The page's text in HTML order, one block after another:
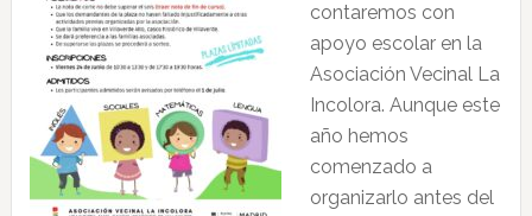
contaremos con
apoyo escolar en la
Asociación Vecinal La
Incolora. Aunque este
año hemos
comenzado a
organizarlo antes del